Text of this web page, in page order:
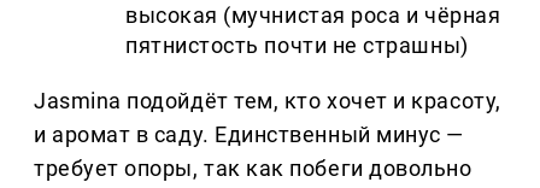
высокая (мучнистая роса и чёрная
пятнистость почти не страшны)
Jasmina подойдёт тем, кто хочет и красоту,
и аромат в саду. Единственный минус —
требует опоры, так как побеги довольно